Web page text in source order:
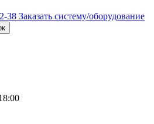
38 Заказать систему/оборудование